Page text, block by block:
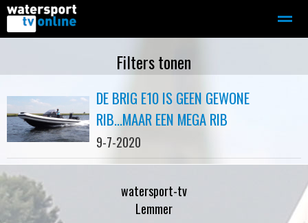
Motorboot-sloep Adverteren
Home
Filters tonen
DE BRIG E10 IS GEEN GEWONE
RIB...MAAR EEN MEGA RIB
9-7-2020
watersport-tv
Lemmer